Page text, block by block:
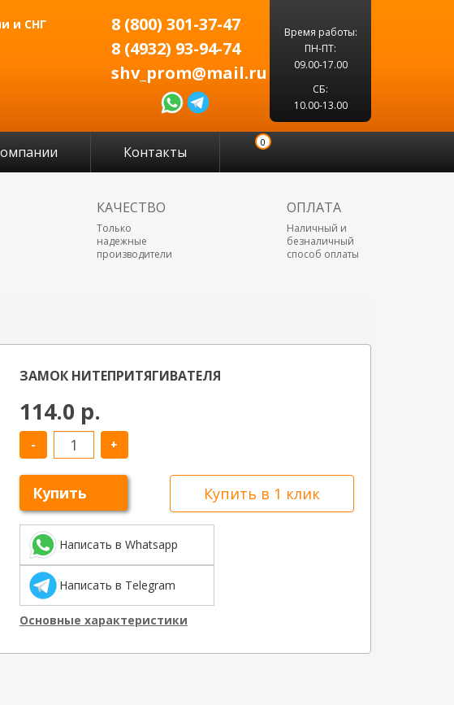
и СНГ
8 (800) 301-37-47
8 (4932) 93-94-74
shv_prom@mail.ru
Время работы:
ПН-ПТ:
09.00-17.00
СБ:
10.00-13.00
Контакты
0
КАЧЕСТВО
Только
надежные
производители
ОПЛАТА
Наличный и
безналичный
способ оплаты
ЗАМОК НИТЕПРИТЯГИВАТЕЛЯ
114.0 р.
- +
Купить в 1 клик
Купить
Написать в Whatsapp
Написать в Telegram
Основные характеристики